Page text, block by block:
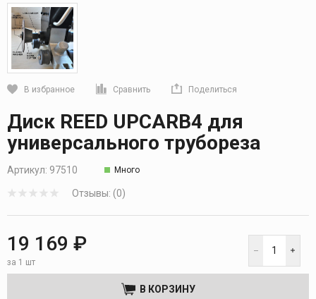
В избранное Сравнить Поделиться
Кликните, чтобы скопировать прямую ссылку
Диск REED UPCARB4 для
универсального трубореза
Артикул: 97510 Много
Отзывы: (0)
19 169 ₽
за 1 шт
В КОРЗИНУ